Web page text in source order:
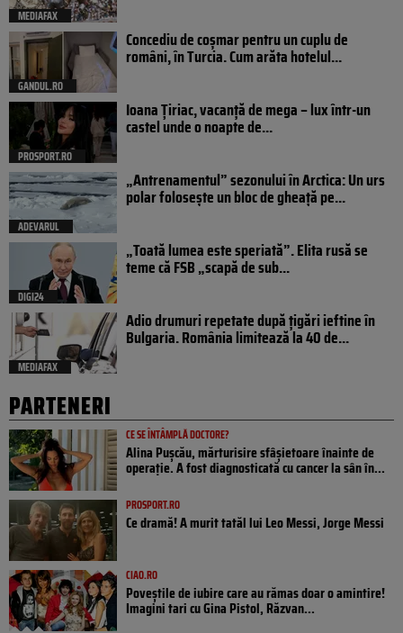
MEDIAFAX
GANDUL.RO
Concediu de coșmar pentru un cuplu de
români, în Turcia. Cum arăta hotelul...
PROSPORT.RO
Ioana Țiriac, vacanță de mega – lux într-un
castel unde o noapte de...
ADEVARUL
„Antrenamentul” sezonului în Arctica: Un urs
polar folosește un bloc de gheață pe...
DIGI24
„Toată lumea este speriată”. Elita rusă se
teme că FSB „scapă de sub...
MEDIAFAX
Adio drumuri repetate după țigări ieftine în
Bulgaria. România limitează la 40 de...
PARTENERI
CE SE ÎNTÂMPLĂ DOCTORE?
Alina Pușcău, mărturisire sfâșietoare înainte de
operație. A fost diagnosticată cu cancer la sân în...
PROSPORT.RO
Ce dramă! A murit tatăl lui Leo Messi, Jorge Messi
CIAO.RO
Poveştile de iubire care au rămas doar o amintire!
Imagini tari cu Gina Pistol, Răzvan...